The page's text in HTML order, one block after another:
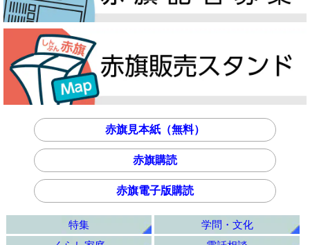
赤旗見本紙（無料）
赤旗購読
赤旗電子版購読
特集
学問・文化